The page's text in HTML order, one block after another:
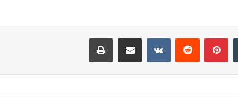
‏Tumblr بينتيريست
‏Reddit
‏VKontakte مشاركة عبر البريد طباعة